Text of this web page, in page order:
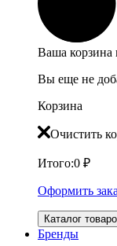
Ваша корзина
Вы еще не
Корзина
Очистить
Итого:0 ₽
Оформить
Каталог
Бренды